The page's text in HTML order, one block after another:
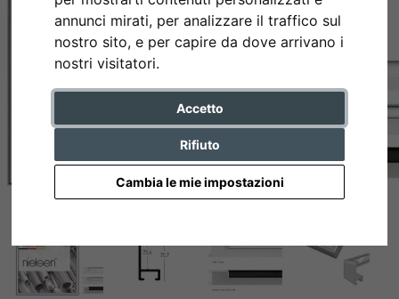
annunci mirati, per analizzare il traffico sul
nostro sito, e per capire da dove arrivano i
nostri visitatori.
Accetto
Rifiuto
Cambia le mie impostazioni
Indietro